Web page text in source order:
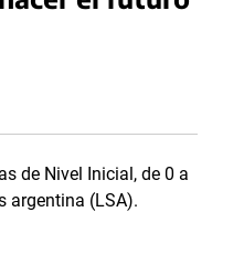
de Nivel Inicial, de 0 a
argentina (LSA).